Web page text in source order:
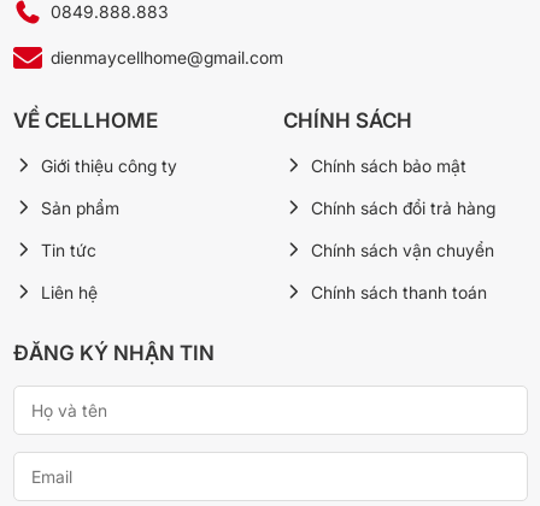
*Hình ảnh chỉ mang tính chất minh họa
Capsule, duy trì môi trường ẩm lý tưởng giúp rau củ không bị héo
nhanh, giữ được độ tươi ngon lâu hơn.
0849.888.883
dienmaycellhome@gmail.com
VỀ CELLHOME
Giới thiệu công ty
Sản phẩm
Tin tức
Liên hệ
CHÍNH SÁCH
Chính sách bảo mật
Chính sách đổi trả hàng
Chính sách vận chuyển
Chính sách thanh toán
ĐĂNG KÝ NHẬN TIN